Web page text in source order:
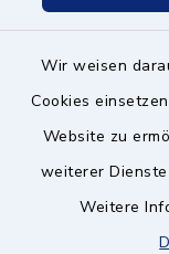
Wir weisen
Cookies
Website zu
weiterer
Weitere